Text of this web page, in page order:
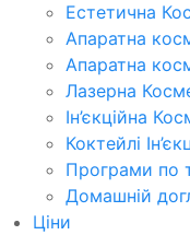
Естетична
Апаратна
Апаратна
Лазерна
Ін’єкційна
Коктейлі
Програми по
Домашній
Ціни